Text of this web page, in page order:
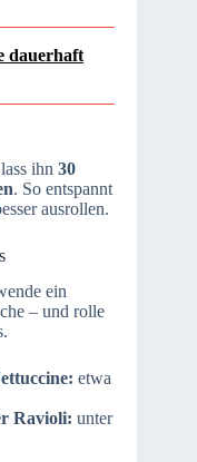
dauerhaft
ihn 30
. So entspannt
ausrollen.
ein
– und rolle
etwa
Ravioli: unter